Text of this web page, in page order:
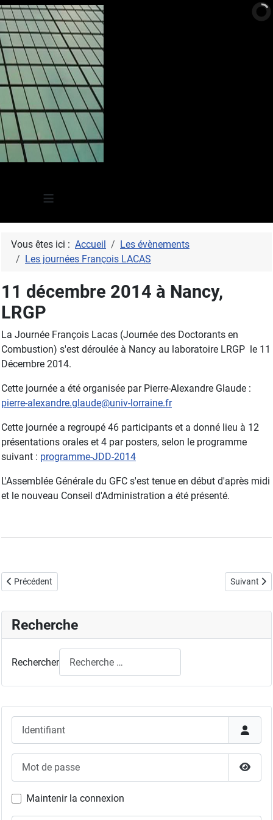
≡
Maintenir la connexion
Vous êtes ici : Accueil
Les évènements
Les journées François LACAS
11 décembre 2014 à Nancy,
LRGP
La Journée François Lacas (Journée des Doctorants en
Combustion) s'est déroulée à Nancy au laboratoire LRGP le 11
Décembre 2014.
Cette journée a été organisée par Pierre-Alexandre Glaude :
pierre-alexandre.glaude@univ-lorraine.fr
Cette journée a regroupé 46 participants et a donné lieu à 12
présentations orales et 4 par posters, selon le programme
suivant : programme-JDD-2014
L'Assemblée Générale du GFC s'est tenue en début d'après midi
et le nouveau Conseil d'Administration a été présenté.
Article précédent : 16 décembre 2015 à Lille, PC2A
Précédent Article
Suivant
Recherche
Rechercher